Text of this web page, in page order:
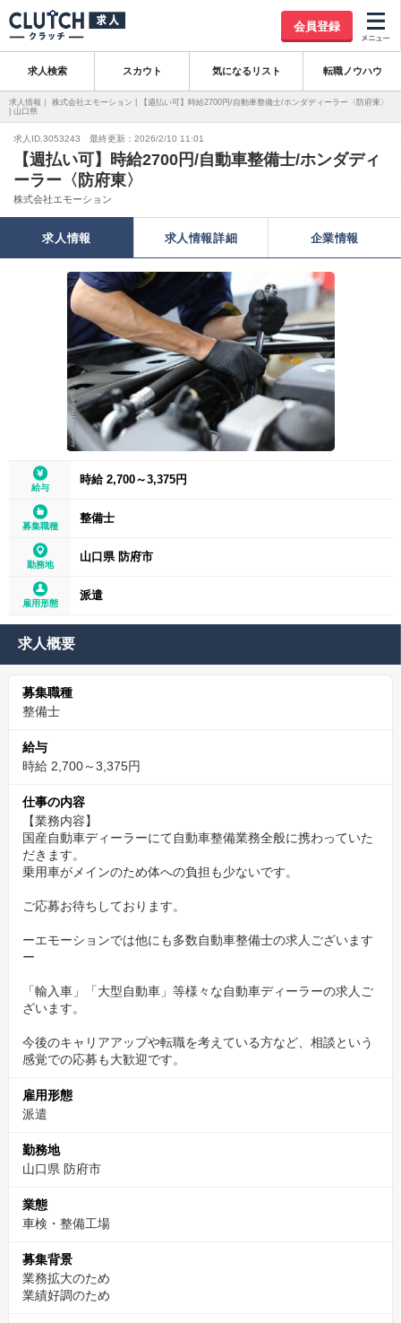
会員登録
求人検索 スカウト 気になるリスト 転職ノウハウ
求人情報｜ 株式会社エモーション | 【週払い可】時給2700円/自動車整備士/ホンダディーラー〈防府東〉
| 山口県
求人ID.3053243 最終更新：2026/2/10 11:01
【週払い可】時給2700円/自動車整備士/ホンダディ
ーラー〈防府東〉
株式会社エモーション
求人情報 求人情報詳細 企業情報
給与
時給 2,700～3,375円
募集職種
整備士
勤務地
山口県 防府市
雇用形態
派遣
求人概要
募集職種
整備士
給与
時給 2,700～3,375円
仕事の内容
【業務内容】
国産自動車ディーラーにて自動車整備業務全般に携わっていた
だきます。
乗用車がメインのため体への負担も少ないです。
ご応募お待ちしております。
ーエモーションでは他にも多数自動車整備士の求人ございます
ー
「輸入車」「大型自動車」等様々な自動車ディーラーの求人ご
ざいます。
今後のキャリアアップや転職を考えている方など、相談という
感覚での応募も大歓迎です。
雇用形態
派遣
勤務地
山口県 防府市
業態
車検・整備工場
募集背景
業務拡大のため
業績好調のため